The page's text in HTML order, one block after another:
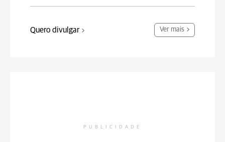
Quero divulgar Ver mais
PUBLICIDADE